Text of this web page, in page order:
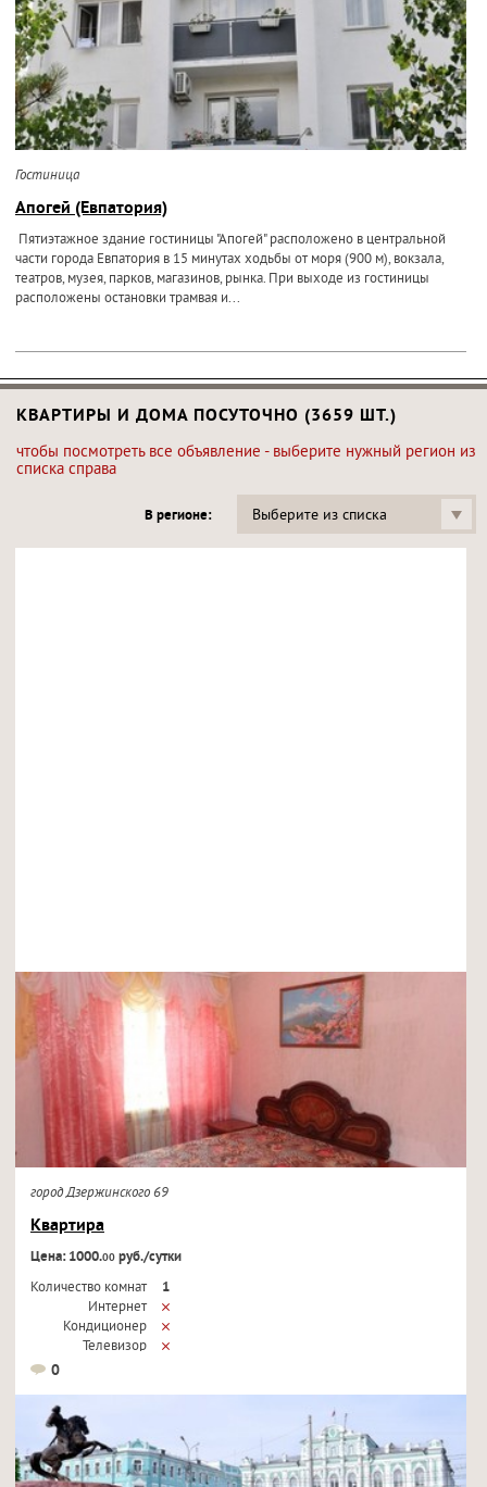
Гостиница
Апогей (Евпатория)
Пятиэтажное здание гостиницы "Апогей" расположено в центральной
части города Евпатория в 15 минутах ходьбы от моря (900 м), вокзала,
театров, музея, парков, магазинов, рынка. При выходе из гостиницы
расположены остановки трамвая и...
КВАРТИРЫ И ДОМА ПОСУТОЧНО (3659 ШТ.)
чтобы посмотреть все объявление - выберите нужный регион из
списка справа
В регионе: Выберите из списка
город Дзержинского 69
Квартира
Цена: 1000.00руб./сутки
Количество комнат
1
Интернет
Кондиционер
Телевизор
0